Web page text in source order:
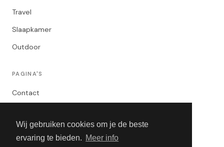
Wij gebruiken cookies om je de beste
ervaring te bieden. Meer info
Travel
Slaapkamer
Outdoor
PAGINA'S
Contact
Algemene Voorwaarden
Adverteren